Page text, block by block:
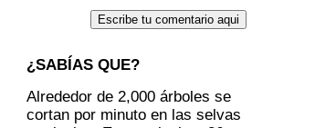
¿SABÍAS QUE?
Alrededor de 2,000 árboles se
cortan por minuto en las selvas